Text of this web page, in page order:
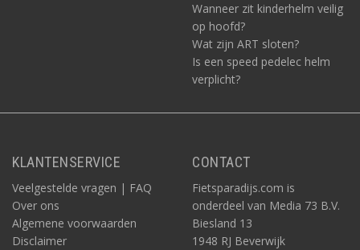
Wanneer zit kinderhelm veilig
op hoofd?
Wat zijn ART sloten?
Is een speed pedelec helm
verplicht?
KLANTENSERVICE
Veelgestelde vragen | FAQ
Over ons
Algemene voorwaarden
Disclaimer
CONTACT
Fietsparadijs.com is
onderdeel van Media 73 B.V.
Biesland 13
1948 RJ Beverwijk